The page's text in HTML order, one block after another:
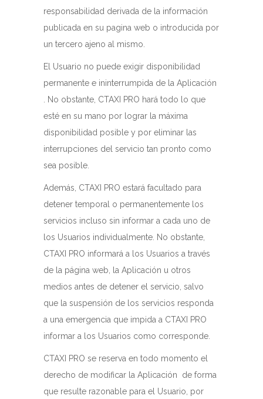
responsabilidad derivada de la información
publicada en su pagina web o introducida por
un tercero ajeno al mismo.
El Usuario no puede exigir disponibilidad
permanente e ininterrumpida de la Aplicación
. No obstante, CTAXI PRO hará todo lo que
esté en su mano por lograr la máxima
disponibilidad posible y por eliminar las
interrupciones del servicio tan pronto como
sea posible.
Además, CTAXI PRO estará facultado para
detener temporal o permanentemente los
servicios incluso sin informar a cada uno de
los Usuarios individualmente. No obstante,
CTAXI PRO informará a los Usuarios a través
de la página web, la Aplicación u otros
medios antes de detener el servicio, salvo
que la suspensión de los servicios responda
a una emergencia que impida a CTAXI PRO
informar a los Usuarios como corresponde.
CTAXI PRO se reserva en todo momento el
derecho de modificar la Aplicación de forma
que resulte razonable para el Usuario, por